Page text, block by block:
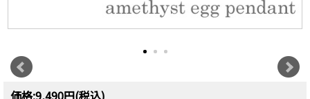
価格:9,490円(税込)